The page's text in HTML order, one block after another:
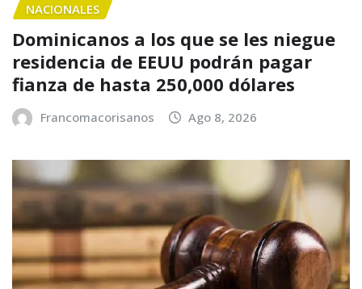
NACIONALES
Dominicanos a los que se les niegue
residencia de EEUU podrán pagar
fianza de hasta 250,000 dólares
Francomacorisanos Ago 8, 2026